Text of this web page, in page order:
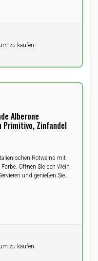
zu kaufen
Alberone
Primitivo, Zinfandel
Rotweins mit
Öffnen Sie den Wein
und genießen Sie
zu kaufen